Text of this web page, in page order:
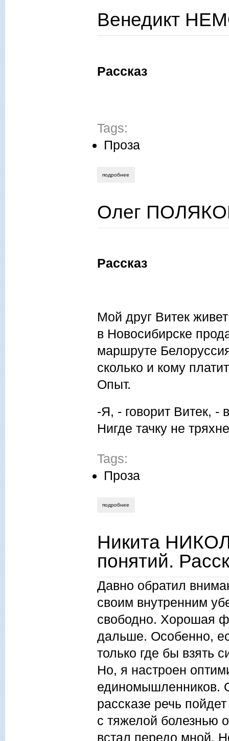
Венедикт
Рассказ
Tags:
Проза
подробнее
Олег
Рассказ
Мой друг Витек
в Новосибирске
маршруте
сколько и кому
Опыт.
-Я, - говорит Витек, -
Нигде тачку не
Tags:
Проза
подробнее
Никита
понятий.
Давно обратил
своим внутренним
свободно. Хорошая
дальше. Особенно,
только где бы взять
Но, я настроен
единомышленников.
рассказе речь
с тяжелой болезнью
встал передо мной.